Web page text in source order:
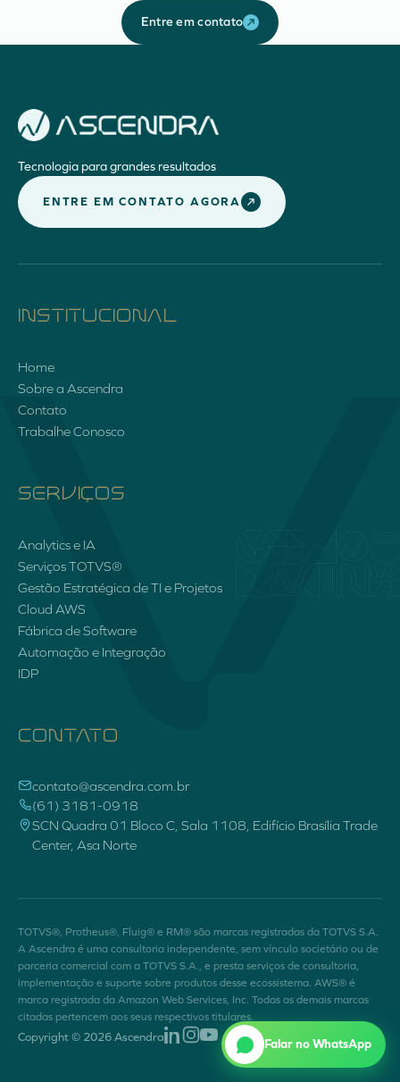
Entre em contato
Tecnologia para grandes resultados
ENTRE EM CONTATO AGORA
INSTITUCIONAL
Home
Sobre a Ascendra
Contato
Trabalhe Conosco
SERVIÇOS
Analytics e IA
Serviços TOTVS®
Gestão Estratégica de TI e Projetos
Cloud AWS
Fábrica de Software
Automação e Integração
IDP
CONTATO
contato@ascendra.com.br
(61) 3181-0918
SCN Quadra 01 Bloco C, Sala 1108, Edifício Brasília Trade
Center, Asa Norte
TOTVS®, Protheus®, Fluig® e RM® são marcas registradas da TOTVS S.A.
A Ascendra é uma consultoria independente, sem vínculo societário ou de
parceria comercial com a TOTVS S.A., e presta serviços de consultoria,
implementação e suporte sobre produtos desse ecossistema. AWS® é
marca registrada da Amazon Web Services, Inc. Todas as demais marcas
citadas pertencem aos seus respectivos titulares.
Copyright © 2026Ascendra Falar no WhatsApp